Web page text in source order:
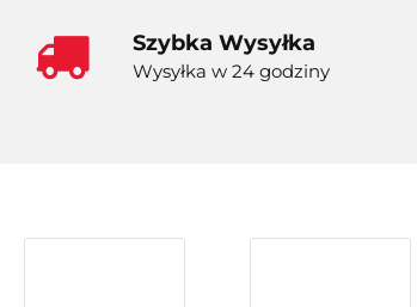
Szybka Wysyłka
Wysyłka w 24 godziny